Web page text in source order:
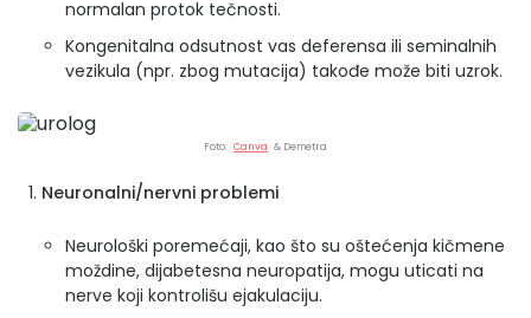
normalan protok tečnosti.
Kongenitalna odsutnost vas deferensa ili seminalnih
vezikula (npr. zbog mutacija) takođe može biti uzrok.
Foto: Canva & Demetra
Neuronalni/nervni problemi
Neurološki poremećaji, kao što su oštećenja kičmene
moždine, dijabetesna neuropatija, mogu uticati na
nerve koji kontrolišu ejakulaciju.